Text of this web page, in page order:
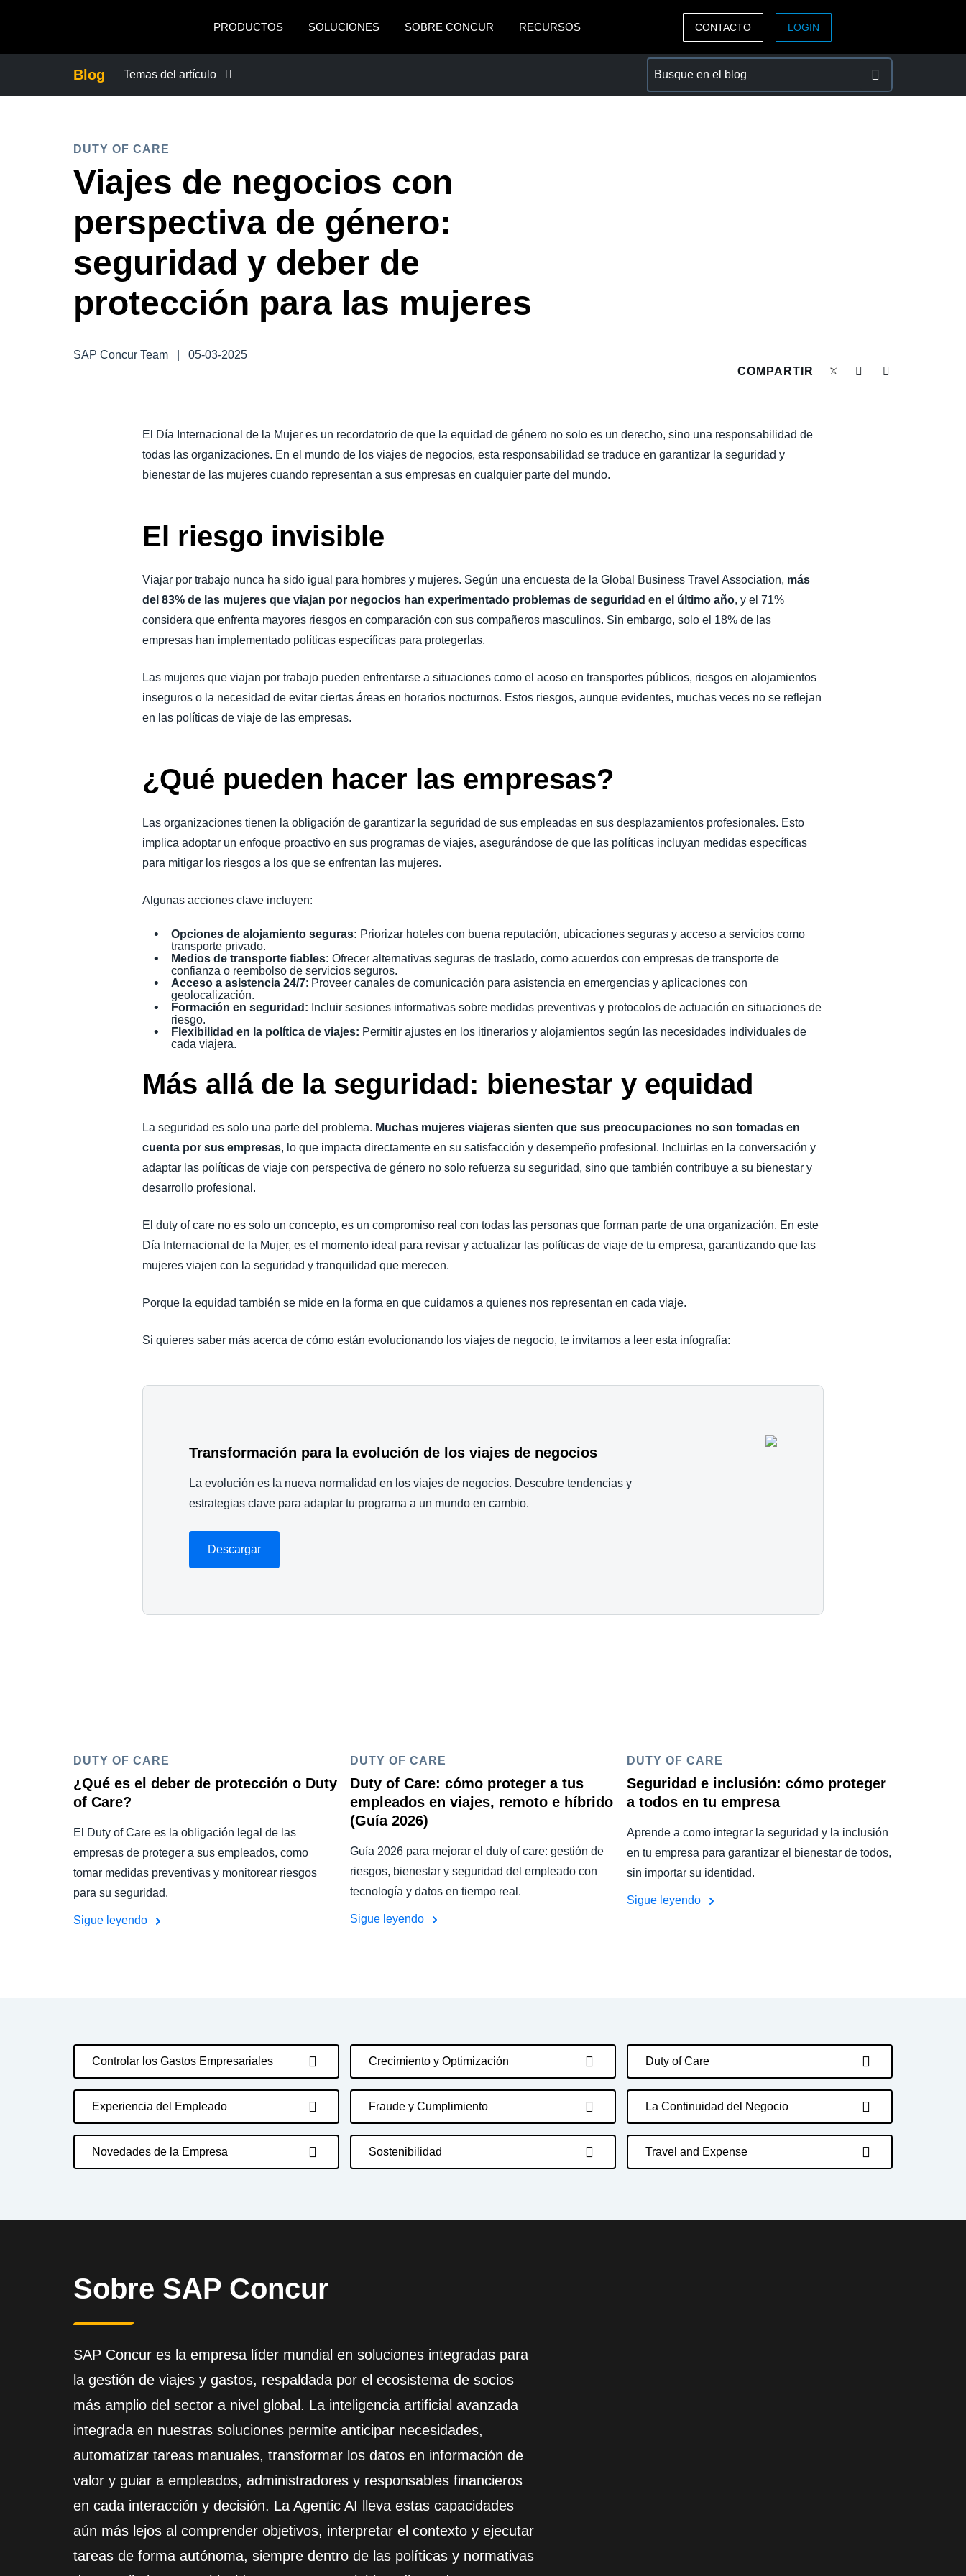
PRODUCTOS
SOLUCIONES SOBRE CONCUR RECURSOS
México (Español)
Brasil (Português)
ASIA PACIFIC
CONTACTO LOGIN
Blog Temas del artículo
CRECIMIENTO Y OPTIMIZACIÓN
FRAUDE Y CUMPLIMIENTO
TRAVEL AND EXPENSE
DUTY OF CARE
Viajes de negocios con
perspectiva de género:
seguridad y deber de
protección para las mujeres
SAP Concur Team
05-03-2025
COMPARTIR
El Día Internacional de la Mujer es un recordatorio de que la equidad de género no solo es un derecho, sino una responsabilidad de
todas las organizaciones. En el mundo de los viajes de negocios, esta responsabilidad se traduce en garantizar la seguridad y
bienestar de las mujeres cuando representan a sus empresas en cualquier parte del mundo.
El riesgo invisible
Viajar por trabajo nunca ha sido igual para hombres y mujeres. Según una encuesta de la Global Business Travel Association, más
del 83% de las mujeres que viajan por negocios han experimentado problemas de seguridad en el último año, y el 71%
considera que enfrenta mayores riesgos en comparación con sus compañeros masculinos. Sin embargo, solo el 18% de las
empresas han implementado políticas específicas para protegerlas.
Las mujeres que viajan por trabajo pueden enfrentarse a situaciones como el acoso en transportes públicos, riesgos en alojamientos
inseguros o la necesidad de evitar ciertas áreas en horarios nocturnos. Estos riesgos, aunque evidentes, muchas veces no se reflejan
en las políticas de viaje de las empresas.
¿Qué pueden hacer las empresas?
Las organizaciones tienen la obligación de garantizar la seguridad de sus empleadas en sus desplazamientos profesionales. Esto
implica adoptar un enfoque proactivo en sus programas de viajes, asegurándose de que las políticas incluyan medidas específicas
para mitigar los riesgos a los que se enfrentan las mujeres.
Algunas acciones clave incluyen:
Opciones de alojamiento seguras: Priorizar hoteles con buena reputación, ubicaciones seguras y acceso a servicios como
transporte privado.
Medios de transporte fiables: Ofrecer alternativas seguras de traslado, como acuerdos con empresas de transporte de
confianza o reembolso de servicios seguros.
Acceso a asistencia 24/7: Proveer canales de comunicación para asistencia en emergencias y aplicaciones con
geolocalización.
Formación en seguridad: Incluir sesiones informativas sobre medidas preventivas y protocolos de actuación en situaciones de
riesgo.
Flexibilidad en la política de viajes: Permitir ajustes en los itinerarios y alojamientos según las necesidades individuales de
cada viajera.
Más allá de la seguridad: bienestar y equidad
La seguridad es solo una parte del problema. Muchas mujeres viajeras sienten que sus preocupaciones no son tomadas en
cuenta por sus empresas, lo que impacta directamente en su satisfacción y desempeño profesional. Incluirlas en la conversación y
adaptar las políticas de viaje con perspectiva de género no solo refuerza su seguridad, sino que también contribuye a su bienestar y
desarrollo profesional.
El duty of care no es solo un concepto, es un compromiso real con todas las personas que forman parte de una organización. En este
Día Internacional de la Mujer, es el momento ideal para revisar y actualizar las políticas de viaje de tu empresa, garantizando que las
mujeres viajen con la seguridad y tranquilidad que merecen.
Porque la equidad también se mide en la forma en que cuidamos a quienes nos representan en cada viaje.
Si quieres saber más acerca de cómo están evolucionando los viajes de negocio, te invitamos a leer esta infografía:
Transformación para la evolución de los viajes de negocios
La evolución es la nueva normalidad en los viajes de negocios. Descubre tendencias y
estrategias clave para adaptar tu programa a un mundo en cambio.
Descargar
DUTY OF CARE
¿Qué es el deber de protección o Duty
of Care?
El Duty of Care es la obligación legal de las
empresas de proteger a sus empleados, como
tomar medidas preventivas y monitorear riesgos
para su seguridad.
Sigue leyendo
DUTY OF CARE
Duty of Care: cómo proteger a tus
empleados en viajes, remoto e híbrido
(Guía 2026)
Guía 2026 para mejorar el duty of care: gestión de
riesgos, bienestar y seguridad del empleado con
tecnología y datos en tiempo real.
Sigue leyendo
DUTY OF CARE
Seguridad e inclusión: cómo proteger
a todos en tu empresa
Aprende a como integrar la seguridad y la inclusión
en tu empresa para garantizar el bienestar de todos,
sin importar su identidad.
Sigue leyendo
Controlar los Gastos Empresariales Crecimiento y Optimización Duty of Care
Experiencia del Empleado Fraude y Cumplimiento La Continuidad del Negocio
Novedades de la Empresa Sostenibilidad Travel and Expense
Sobre SAP Concur
SAP Concur es la empresa líder mundial en soluciones integradas para
la gestión de viajes y gastos, respaldada por el ecosistema de socios
más amplio del sector a nivel global. La inteligencia artificial avanzada
integrada en nuestras soluciones permite anticipar necesidades,
automatizar tareas manuales, transformar los datos en información de
valor y guiar a empleados, administradores y responsables financieros
en cada interacción y decisión. La Agentic AI lleva estas capacidades
aún más lejos al comprender objetivos, interpretar el contexto y ejecutar
tareas de forma autónoma, siempre dentro de las políticas y normativas